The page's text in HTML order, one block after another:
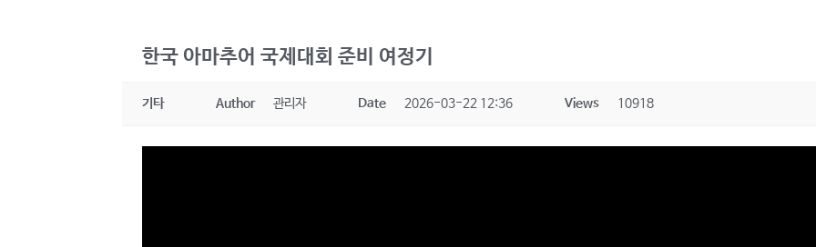
한국 아마추어 국제대회 준비 여정기
기타 Author 관리자 Date 2026-03-22 12:36 Views 10918